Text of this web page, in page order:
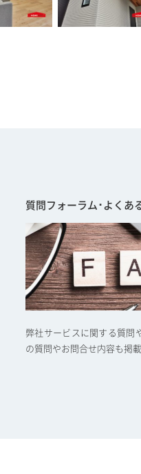
質問フォーラム･よくあ
弊社サービスに関する質問
の質問やお問合せ内容も掲載